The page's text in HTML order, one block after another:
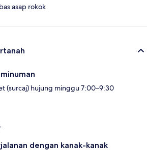
asap rokok
(surcaj) hujung minggu 7:00–9:30
dengan kanak-kanak